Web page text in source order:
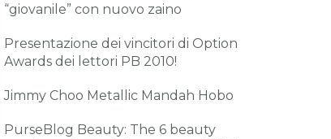
“giovanile” con nuovo zaino
Presentazione dei vincitori di Option
Awards dei lettori PB 2010!
Jimmy Choo Metallic Mandah Hobo
PurseBlog Beauty: The 6 beauty